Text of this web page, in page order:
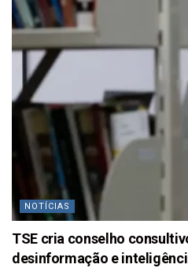
NOTÍCIAS
TSE cria conselho
desinformação e